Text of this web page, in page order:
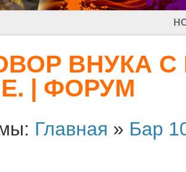
ВНУКА
| ФОРУМ
Главная » Бар